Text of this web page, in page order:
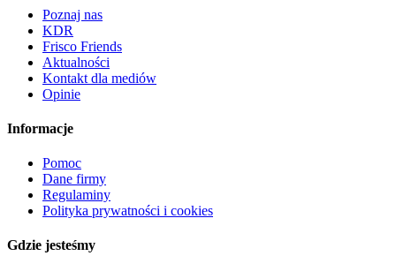
Poznaj nas
KDR
Frisco Friends
Aktualności
Kontakt dla mediów
Opinie
Informacje
Pomoc
Dane firmy
Regulaminy
Polityka prywatności i cookies
Gdzie jesteśmy